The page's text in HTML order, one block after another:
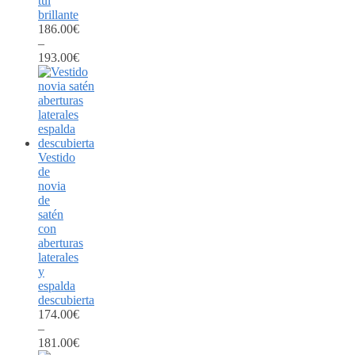
brillante
186.00€
–
193.00€
Vestido
de
novia
de
satén
con
aberturas
laterales
y
espalda
descubierta
174.00€
–
181.00€